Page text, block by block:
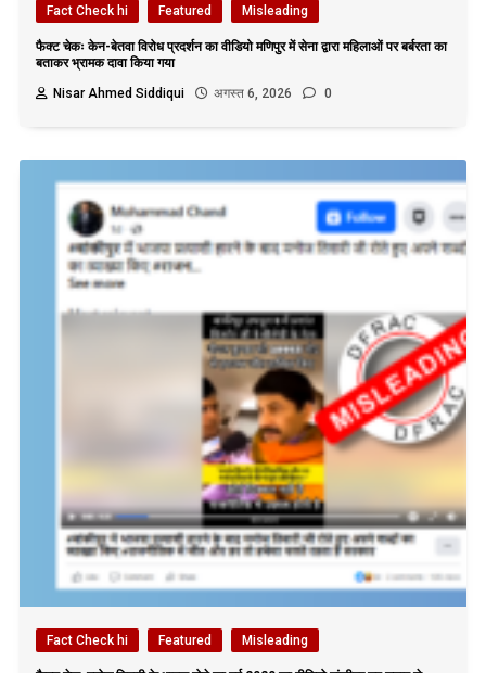
Fact Check hi Featured Misleading
फैक्ट चेकः केन-बेतवा विरोध प्रदर्शन का वीडियो मणिपुर में सेना द्वारा महिलाओं पर बर्बरता का
बताकर भ्रामक दावा किया गया
Nisar Ahmed Siddiqui
अगस्त 6, 2026 0
Fact Check hi Featured Misleading